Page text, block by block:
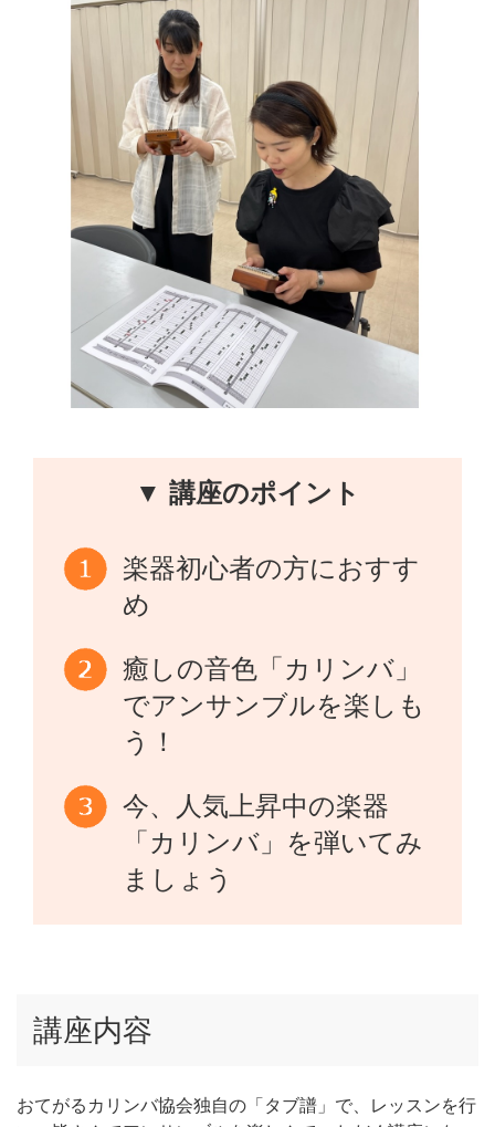
▼ 講座のポイント
楽器初心者の方におすす
め
癒しの音色「カリンバ」
でアンサンブルを楽しも
う！
今、人気上昇中の楽器
「カリンバ」を弾いてみ
ましょう
講座内容
おてがるカリンバ協会独自の「タブ譜」で、レッスンを行